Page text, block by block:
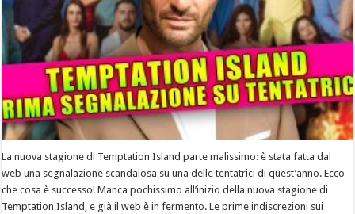
La nuova stagione di Temptation Island parte malissimo: è stata fatta dal
web una segnalazione scandalosa su una delle tentatrici di quest’anno. Ecco
che cosa è successo! Manca pochissimo all’inizio della nuova stagione di
Temptation Island, e già il web è in fermento. Le prime indiscrezioni sui